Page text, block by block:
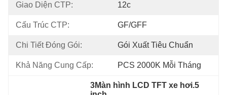
Giao Diện CTP: 12c
Cấu Trúc CTP: GF/GFF
Chi Tiết Đóng Gói: Gói Xuất Tiêu Chuẩn
Khả Năng Cung Cấp: PCS 2000K Mỗi Tháng
3Màn hình LCD TFT xe hơi.5